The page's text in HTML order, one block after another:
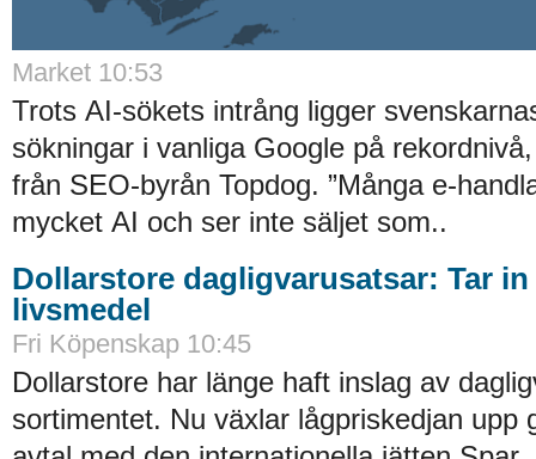
Market 10:53
Trots AI-sökets intrång ligger
sökningar i vanliga Google på
från SEO-byrån Topdog. ”Många e-
mycket AI och ser inte säljet som..
Dollarstore dagligvarusatsar: Tar in
livsmedel
Fri Köpenskap 10:45
Dollarstore har länge haft inslag av
sortimentet. Nu växlar lågpriskedjan upp